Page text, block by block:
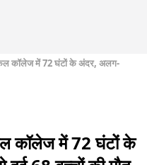
कॉलेज में 72 घंटों के अंदर, अलग-
कॉलेज में 72 घंटों के